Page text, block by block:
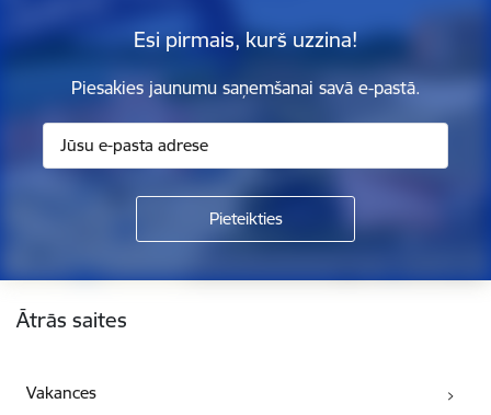
Esi pirmais, kurš uzzina!
Piesakies jaunumu saņemšanai savā e-pastā.
Ātrās saites
Vakances